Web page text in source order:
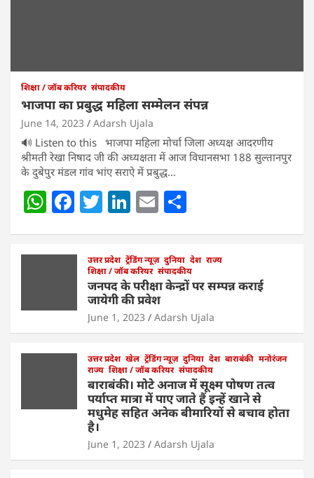
शिक्षा / जॉब करियर संपादकीय
भाजपा का प्रबुद्ध महिला सम्मेलन संपन्न
June 14, 2023 Adarsh Ujala
🔊 Listen to this भाजपा महिला मोर्चा जिला अध्यक्ष आदरणीय
श्रीमती रेखा निषाद जी की अध्यक्षता में आज विधानसभा 188 सुल्तानपुर
के दुबेपुर मंडल गांव भांए सराऐ में प्रबुद्ध…
W
at
p
p
F
c
b
o
o
k
T
er
Li
e
dI
n
E
l e
उत्तर प्रदेश ट्रेंडिंग न्यूज़ दुनिया देश राज्य
शिक्षा / जॉब करियर संपादकीय
जनपद के परीक्षा केन्द्रों पर सम्पन्न कराई
जायेगी की प्रवेश
June 1, 2023 Adarsh Ujala
उत्तर प्रदेश खेल ट्रेंडिंग न्यूज़ दुनिया देश बाराबंकी मनोरंजन
राज्य शिक्षा / जॉब करियर संपादकीय
बाराबंकी। मोटे अनाज में सूक्ष्म पोषण तत्व
पर्याप्त मात्रा में पाए जाते हैं इन्हें खाने से
मधुमेह सहित अनेक बीमारियों से बचाव होता
है।
June 1, 2023 Adarsh Ujala